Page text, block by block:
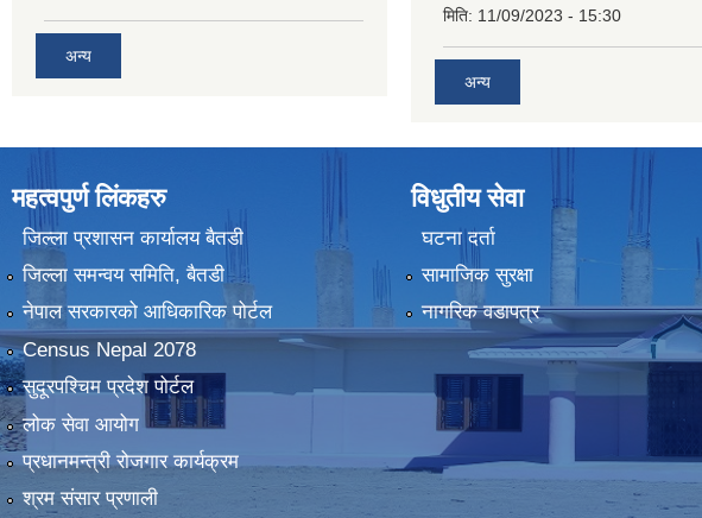
अन्य
मिति: 11/09/2023 - 15:30
अन्य
महत्वपुर्ण लिंकहरु
जिल्ला प्रशासन कार्यालय बैतडी
जिल्ला समन्वय समिति, बैतडी
नेपाल सरकारको आधिकारिक पोर्टल
Census Nepal 2078
सुदूरपश्चिम प्रदेश पोर्टल
लोक सेवा आयोग
प्रधानमन्त्री रोजगार कार्यक्रम
श्रम संसार प्रणाली
विधुतीय सेवा
घटना दर्ता
सामाजिक सुरक्षा
नागरिक वडापत्र